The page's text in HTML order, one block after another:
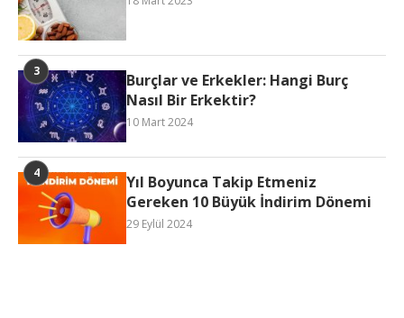
Burçlar ve Erkekler: Hangi Burç
Nasıl Bir Erkektir?
10 Mart 2024
Yıl Boyunca Takip Etmeniz
Gereken 10 Büyük İndirim Dönemi
29 Eylül 2024